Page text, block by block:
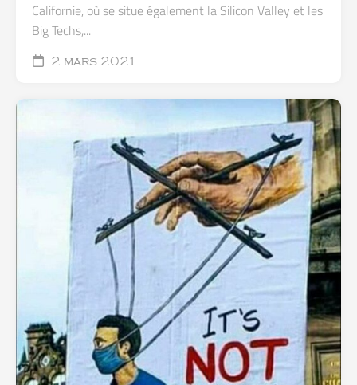
Californie, où se situe également la Silicon Valley et les
Big Techs,...
2 mars 2021